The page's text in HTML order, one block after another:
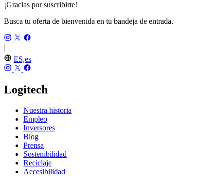
¡Gracias por suscribirte!
Busca tu oferta de bienvenida en tu bandeja de entrada.
ES,es
Logitech
Nuestra historia
Empleo
Inversores
Blog
Prensa
Sostenibilidad
Reciclaje
Accesibilidad